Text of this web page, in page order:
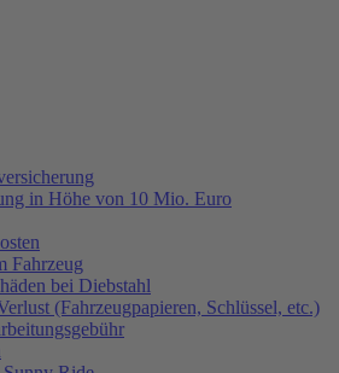
in Höhe von 10 Mio. Euro
Fahrzeug
bei Diebstahl
(Fahrzeugpapieren, Schlüssel, etc.)